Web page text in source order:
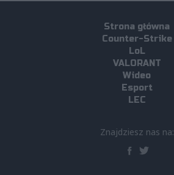
Strona główna
Counter-Strike
LoL
VALORANT
Wideo
Esport
LEC
Znajdziesz nas na: